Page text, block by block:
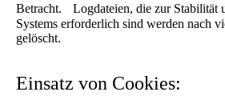
Betracht. Logdateien, die zur Stabilität
Systems erforderlich sind werden nach
gelöscht.
Einsatz von Cookies: